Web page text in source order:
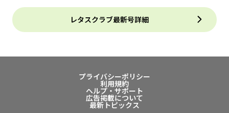
レタスクラブ最新号詳細
プライバシーポリシー
利用規約
ヘルプ・サポート
広告掲載について
最新トピックス